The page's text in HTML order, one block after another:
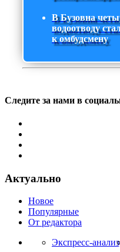
В Бузовна
водоотводу
к омбудсмену
Следите за нами в
Актуально
Новое
Популярные
От редактора
Экспресс-